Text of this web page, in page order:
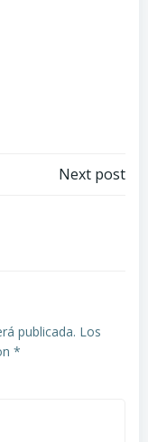
Next post
publicada. Los
*